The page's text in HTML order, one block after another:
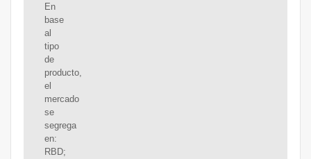
En
base
al
tipo
de
producto,
el
mercado
se
segrega
en:
RBD;